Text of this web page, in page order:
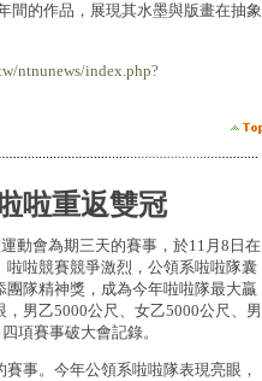
間的作品，展現其水墨與版畫在抽象
ntnunews/index.php?
啦重返雙冠
動會為期三天的賽事，於11月8日在
啦競賽競爭激烈，公領系啦啦隊囊
隊精神獎，成為今年啦啦隊最大贏
男乙5000公尺、女乙5000公尺、男
項賽事破大會記錄。
事。今年公領系啦啦隊表現亮眼，